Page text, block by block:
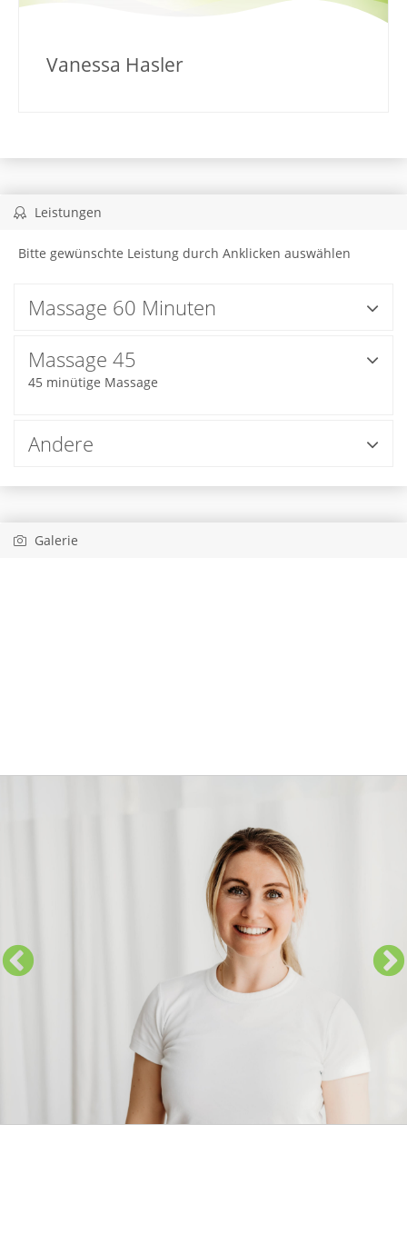
Vanessa Hasler
Leistungen
Bitte gewünschte Leistung durch Anklicken auswählen
Massage 60 Minuten
Massage 45
45 minütige Massage
Andere
Galerie